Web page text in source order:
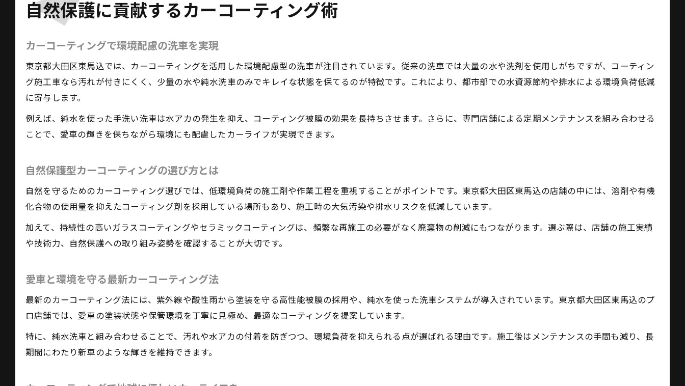
愛車を長持ちさせるエコなメンテナンス術
愛車と地球を守る新しいメンテナンス方法
環境と輝きを両立できる新しい選択肢
環境対応型カーコーティングの最新トレンド
輝き続ける愛車を実現するカーコーティング術
カーコーティングで都市部の悩みを解決
都市部の汚れに強いカーコーティング活用法
カーコーティングで紫外線ダメージを軽減
塗装劣化を防ぐカーコーティングのポイント
エコ重視のカーケアを始めるなら今
カーコーティングで手軽に始めるエコカーケア
環境配慮型カーコーティングの始め方ガイド
自然保護に貢献するカーコーティング術
カーコーティングで環境配慮の洗車を実現
東京都大田区東馬込では、カーコーティングを活用した環境配慮型の洗車が注目されています。従来の洗車では大量の水や洗剤を使用しがちですが、コーティン
グ施工車なら汚れが付きにくく、少量の水や純水洗車のみでキレイな状態を保てるのが特徴です。これにより、都市部での水資源節約や排水による環境負荷低減
に寄与します。
例えば、純水を使った手洗い洗車は水アカの発生を抑え、コーティング被膜の効果を長持ちさせます。さらに、専門店舗による定期メンテナンスを組み合わせる
ことで、愛車の輝きを保ちながら環境にも配慮したカーライフが実現できます。
自然保護型カーコーティングの選び方とは
自然を守るためのカーコーティング選びでは、低環境負荷の施工剤や作業工程を重視することがポイントです。東京都大田区東馬込の店舗の中には、溶剤や有機
化合物の使用量を抑えたコーティング剤を採用している場所もあり、施工時の大気汚染や排水リスクを低減しています。
加えて、持続性の高いガラスコーティングやセラミックコーティングは、頻繁な再施工の必要がなく廃棄物の削減にもつながります。選ぶ際は、店舗の施工実績
や技術力、自然保護への取り組み姿勢を確認することが大切です。
愛車と環境を守る最新カーコーティング法
最新のカーコーティング法には、紫外線や酸性雨から塗装を守る高性能被膜の採用や、純水を使った洗車システムが導入されています。東京都大田区東馬込のプ
ロ店舗では、愛車の塗装状態や保管環境を丁寧に見極め、最適なコーティングを提案しています。
特に、純水洗車と組み合わせることで、汚れや水アカの付着を防ぎつつ、環境負荷を抑えられる点が選ばれる理由です。施工後はメンテナンスの手間も減り、長
期間にわたり新車のような輝きを維持できます。